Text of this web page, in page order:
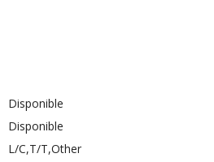
Disponible
Disponible
L/C,T/T,Other